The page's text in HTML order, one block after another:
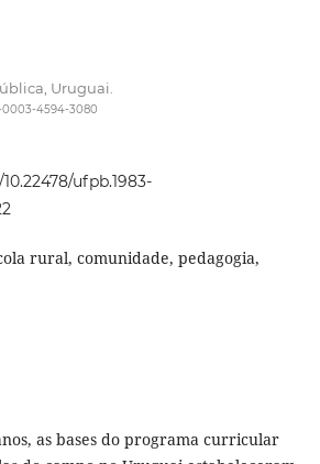
Uruguai.
4594-3080
ufpb.1983-
rural, comunidade, pedagogia,
as bases do programa curricular